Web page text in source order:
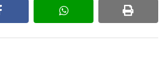
facebook whatsapp print